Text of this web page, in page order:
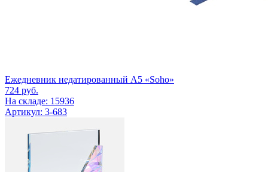
Ежедневник недатированный А5 «Soho»
724 руб.
На складе: 15936
Артикул: 3-683